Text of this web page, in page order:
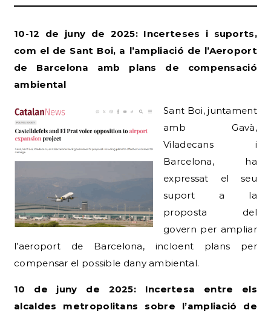
10-12 de juny de 2025: Incerteses i suports,
com el de Sant Boi, a l’ampliació de l’Aeroport
de Barcelona amb plans de compensació
ambiental
Sant Boi, juntament
amb Gavà,
Viladecans i
Barcelona, ha
expressat el seu
suport a la
proposta del
govern per ampliar
l’aeroport de Barcelona, incloent plans per
compensar el possible dany ambiental.
10 de juny de 2025: Incertesa entre els
alcaldes metropolitans sobre l’ampliació de